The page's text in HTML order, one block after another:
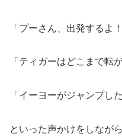
「プーさん、出発するよ！
「ティガーはどこまで転
「イーヨーがジャンプし
といった声かけをしなが